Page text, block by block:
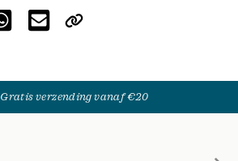
Gratis verzending vanaf €20